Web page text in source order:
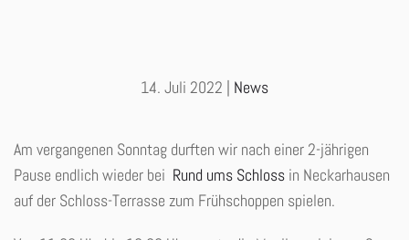
14. Juli 2022 | News
Am vergangenen Sonntag durften wir nach einer 2-jährigen
Pause endlich wieder bei Rund ums Schloss in Neckarhausen
auf der Schloss-Terrasse zum Frühschoppen spielen.